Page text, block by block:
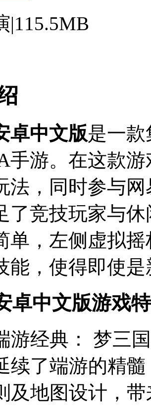
|115.5MB
卓中文版是一
手游。在这款
法，同时参与
了竞技玩家与
单，左侧虚拟
能，使得即使
卓中文版游戏
游经典： 梦三
续了端游的精
及地图设计，